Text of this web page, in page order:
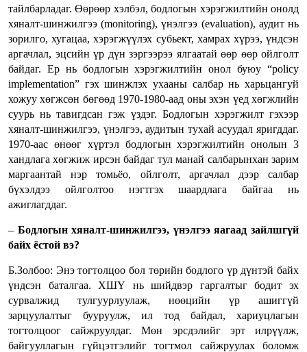
тайлбарладаг. Өөрөөр хэлбэл, бодлогын хэрэгжилтийн онолд
хяналт-шинжилгээ (monitoring), үнэлгээ (evaluation), аудит нь
зорилго, хугацаа, хэрэгжүүлэх субьект, хамрах хүрээ, үндсэн
аргачлал, эцсийн үр дүн зэргээрээ ялгаатай өөр өөр ойлголт
байдаг. Ер нь бодлогын хэрэгжилтийн онол буюу “policy
implementation” гэх шинжлэх ухааны салбар нь харьцангуй
хожуу хөгжсөн бөгөөд 1970-1980-аад оны эхэн үед хөгжлийн
суурь нь тавигдсан гэж үздэг. Бодлогын хэрэгжилт гэхээр
хяналт-шинжилгээ, үнэлгээ, аудитын тухай асуудал яригддаг.
1970-аас өнөөг хүртэл бодлогын хэрэгжилтийн онолын 3
хандлага хөгжиж ирсэн байдаг тул манай салбарынхан зарим
маргаантай нэр томьёо, ойлголт, аргачлал дээр салбар
бүхэлдээ ойлголтоо нэгтгэх шаардлага байгаа нь
ажиглагддаг.
– Бодлогын хяналт-шинжилгээ, үнэлгээ яагаад зайлшгүй
байх ёстой вэ?
Б.Золбоо: Энэ тогтолцоо бол төрийн бодлого үр дүнтэй байх
үндсэн баталгаа. ХШҮ нь шийдвэр гаргалтыг бодит эх
сурвалжид тулгуурлуулаж, нөөцийн үр ашиггүй
зарцуулалтыг бууруулж, ил тод байдал, хариуцлагын
тогтолцоог сайжруулдаг. Мөн эрсдэлийг эрт илрүүлж,
байгууллагын гүйцэтгэлийг тогтмол сайжруулах боломж